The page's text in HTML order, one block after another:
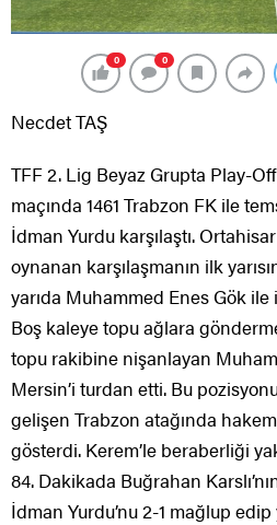
0 0
Necdet TAŞ
TFF 2. Lig Beyaz Grupta Play-
maçında 1461 Trabzon FK ile
İdman Yurdu karşılaştı.
oynanan karşılaşmanın ilk
yarıda Muhammed Enes Gök ile
Boş kaleye topu ağlara
topu rakibine nişanlayan
Mersin’i turdan etti. Bu
gelişen Trabzon atağında hakem
gösterdi. Kerem’le beraberliği
84. Dakikada Buğrahan
İdman Yurdu’nu 2-1 mağlup